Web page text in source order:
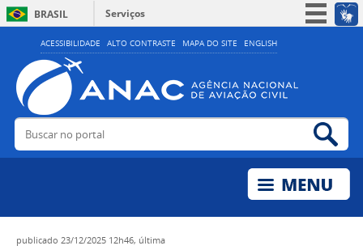
ACESSIBILIDADE ALTO CONTRASTE MAPA DO SITE ENGLISH
BRASIL
Serviços
Simplifique!
Acesso à informação
Legislação
Buscar no portal
publicado 23/12/2025 12h46, última